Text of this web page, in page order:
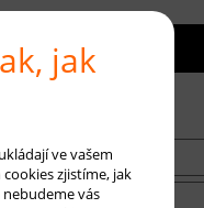
Hlídání ceny
jak
ve vašem
zjistíme, jak
vás